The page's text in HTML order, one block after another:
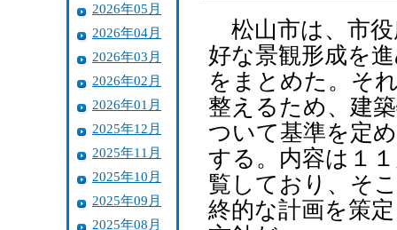
2026年05月
2026年04月
2026年03月
2026年02月
2026年01月
2025年12月
2025年11月
2025年10月
2025年09月
2025年08月
松山市は、市役
好な景観形成を
をまとめた。そ
整えるため、建
ついて基準を定
する。内容は１
覧しており、そ
終的な計画を策